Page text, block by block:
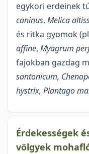
egykori erdeinek
caninus, Melica
és ritka gyomok
affine, Myagrum
fajokban gazdag
santonicum,
hystrix, Plantago
Érdekességek
völgyek